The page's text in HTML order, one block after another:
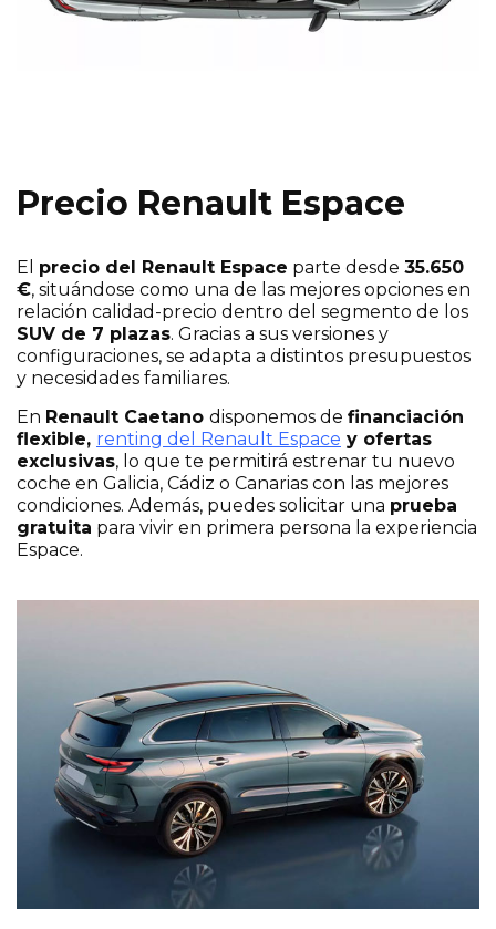
Precio Renault Espace
El precio del Renault Espace parte desde 35.650
€, situándose como una de las mejores opciones en
relación calidad-precio dentro del segmento de los
SUV de 7 plazas. Gracias a sus versiones y
configuraciones, se adapta a distintos presupuestos
y necesidades familiares.
En Renault Caetano disponemos de financiación
flexible, renting del Renault Espace y ofertas
exclusivas, lo que te permitirá estrenar tu nuevo
coche en Galicia, Cádiz o Canarias con las mejores
condiciones. Además, puedes solicitar una prueba
gratuita para vivir en primera persona la experiencia
Espace.